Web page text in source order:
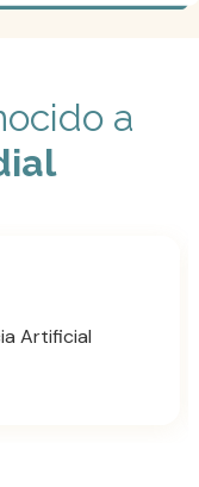
a
Artificial